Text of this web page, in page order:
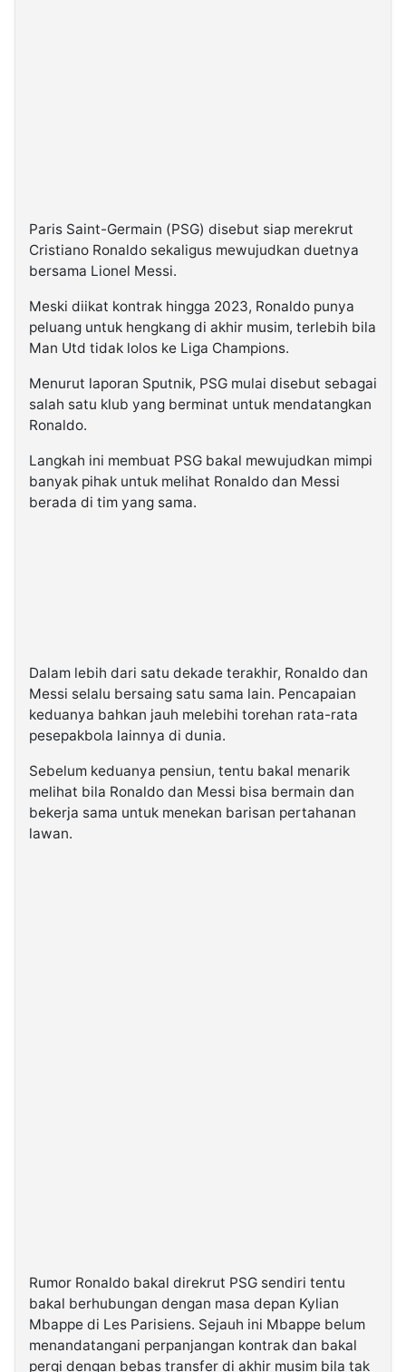
Paris Saint-Germain (PSG) disebut siap merekrut
Cristiano Ronaldo sekaligus mewujudkan duetnya
bersama Lionel Messi.
Meski diikat kontrak hingga 2023, Ronaldo punya
peluang untuk hengkang di akhir musim, terlebih bila
Man Utd tidak lolos ke Liga Champions.
Menurut laporan Sputnik, PSG mulai disebut sebagai
salah satu klub yang berminat untuk mendatangkan
Ronaldo.
Langkah ini membuat PSG bakal mewujudkan mimpi
banyak pihak untuk melihat Ronaldo dan Messi
berada di tim yang sama.
Dalam lebih dari satu dekade terakhir, Ronaldo dan
Messi selalu bersaing satu sama lain. Pencapaian
keduanya bahkan jauh melebihi torehan rata-rata
pesepakbola lainnya di dunia.
Sebelum keduanya pensiun, tentu bakal menarik
melihat bila Ronaldo dan Messi bisa bermain dan
bekerja sama untuk menekan barisan pertahanan
lawan.
Rumor Ronaldo bakal direkrut PSG sendiri tentu
bakal berhubungan dengan masa depan Kylian
Mbappe di Les Parisiens. Sejauh ini Mbappe belum
menandatangani perpanjangan kontrak dan bakal
pergi dengan bebas transfer di akhir musim bila tak